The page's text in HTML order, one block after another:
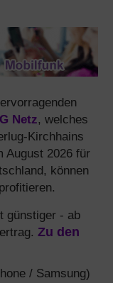
Netz, welches
Kirchhains
August 2026 für
können
profitieren.
günstiger - ab
Zu den
/ Samsung)